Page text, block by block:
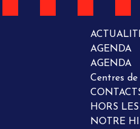
AGENDA
AGENDA
Centres
HORS
NOTRE